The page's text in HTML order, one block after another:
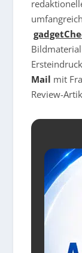
Mail mit
Review-